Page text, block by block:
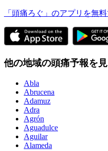
「頭痛ろぐ」のアプリを無
他の地域の頭痛予報を
Abla
Abrucena
Adamuz
Adra
Agrón
Aguadulce
Aguilar
Alameda